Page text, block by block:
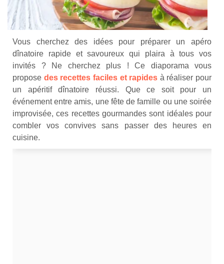
Vous cherchez des idées pour préparer un apéro
dînatoire rapide et savoureux qui plaira à tous vos
invités ? Ne cherchez plus ! Ce diaporama vous
propose des recettes faciles et rapides à réaliser pour
un apéritif dînatoire réussi. Que ce soit pour un
événement entre amis, une fête de famille ou une soirée
improvisée, ces recettes gourmandes sont idéales pour
combler vos convives sans passer des heures en
cuisine.